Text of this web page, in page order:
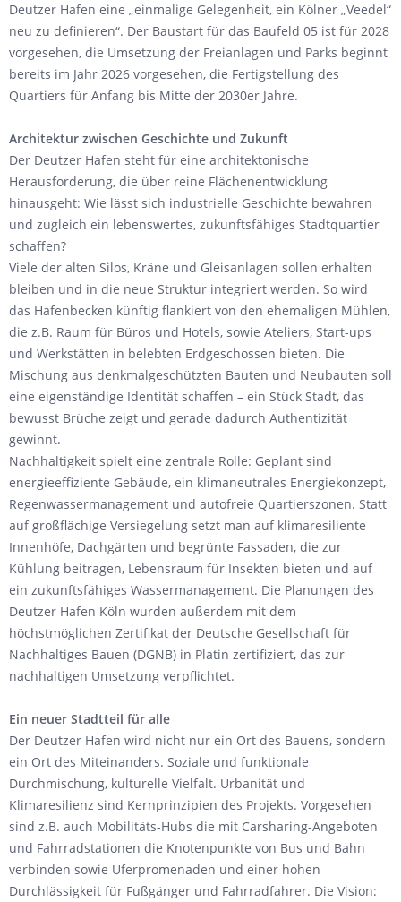
Deutzer Hafen eine „einmalige Gelegenheit, ein Kölner „Veedel“
neu zu definieren“. Der Baustart für das Baufeld 05 ist für 2028
vorgesehen, die Umsetzung der Freianlagen und Parks beginnt
bereits im Jahr 2026 vorgesehen, die Fertigstellung des
Quartiers für Anfang bis Mitte der 2030er Jahre.
Architektur zwischen Geschichte und Zukunft
Der Deutzer Hafen steht für eine architektonische
Herausforderung, die über reine Flächenentwicklung
hinausgeht: Wie lässt sich industrielle Geschichte bewahren
und zugleich ein lebenswertes, zukunftsfähiges Stadtquartier
schaffen?
Viele der alten Silos, Kräne und Gleisanlagen sollen erhalten
bleiben und in die neue Struktur integriert werden. So wird
das Hafenbecken künftig flankiert von den ehemaligen Mühlen,
die z.B. Raum für Büros und Hotels, sowie Ateliers, Start-ups
und Werkstätten in belebten Erdgeschossen bieten. Die
Mischung aus denkmalgeschützten Bauten und Neubauten soll
eine eigenständige Identität schaffen – ein Stück Stadt, das
bewusst Brüche zeigt und gerade dadurch Authentizität
gewinnt.
Nachhaltigkeit spielt eine zentrale Rolle: Geplant sind
energieeffiziente Gebäude, ein klimaneutrales Energiekonzept,
Regenwassermanagement und autofreie Quartierszonen. Statt
auf großflächige Versiegelung setzt man auf klimaresiliente
Innenhöfe, Dachgärten und begrünte Fassaden, die zur
Kühlung beitragen, Lebensraum für Insekten bieten und auf
ein zukunftsfähiges Wassermanagement. Die Planungen des
Deutzer Hafen Köln wurden außerdem mit dem
höchstmöglichen Zertifikat der Deutsche Gesellschaft für
Nachhaltiges Bauen (DGNB) in Platin zertifiziert, das zur
nachhaltigen Umsetzung verpflichtet.
Ein neuer Stadtteil für alle
Der Deutzer Hafen wird nicht nur ein Ort des Bauens, sondern
ein Ort des Miteinanders. Soziale und funktionale
Durchmischung, kulturelle Vielfalt. Urbanität und
Klimaresilienz sind Kernprinzipien des Projekts. Vorgesehen
sind z.B. auch Mobilitäts-Hubs die mit Carsharing-Angeboten
und Fahrradstationen die Knotenpunkte von Bus und Bahn
verbinden sowie Uferpromenaden und einer hohen
Durchlässigkeit für Fußgänger und Fahrradfahrer. Die Vision: